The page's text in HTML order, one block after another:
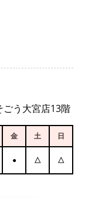
ごう大宮店13階
金 土 日
● △ △